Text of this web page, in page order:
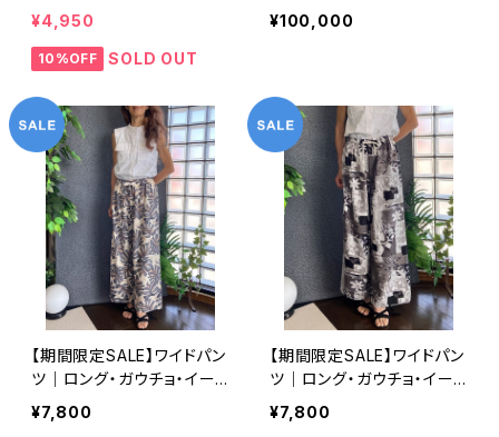
ボーダー切り替え BIGリボ
ン・女優帽 紫外線対策 レデ
ィースハット・帽子【ベージ
¥4,950
10%OFF SOLD OUT
ャイム クォーツ 1990年
代未使用品 電池交換済み
¥100,000
【期間限定SALE】ワイドパン
ツ｜ロング・ガウチョ・イー
ジーパンツ｜インポート ロ
ング・マキシ丈 パンツ｜ボ
¥7,800
【期間限定SALE】ワイドパン
ツ｜ロング・ガウチョ・イー
ジーパンツ｜インポート ロ
ング・マキシ丈 パンツ｜グレ
¥7,800